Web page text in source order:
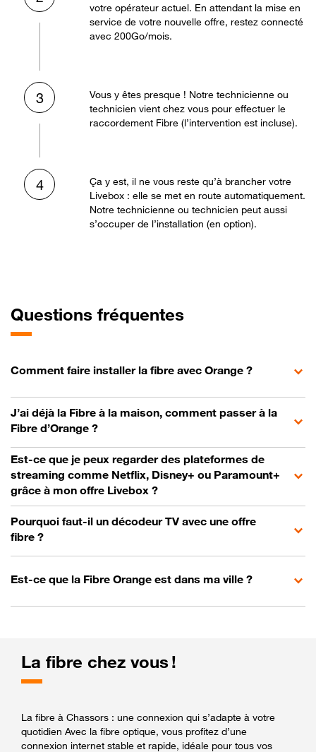
votre opérateur actuel. En attendant la mise en
service de votre nouvelle offre, restez connecté
avec 200Go/mois.
3
Vous y êtes presque ! Notre technicienne ou
technicien vient chez vous pour effectuer le
raccordement Fibre (l’intervention est incluse).
4
Ça y est, il ne vous reste qu’à brancher votre
Livebox : elle se met en route automatiquement.
Notre technicienne ou technicien peut aussi
s’occuper de l’installation (en option).
Questions fréquentes
Comment faire installer la fibre avec Orange ?
J’ai déjà la Fibre à la maison, comment passer à la
Fibre d’Orange ?
Est-ce que je peux regarder des plateformes de
streaming comme Netflix, Disney+ ou Paramount+
grâce à mon offre Livebox ?
Pourquoi faut-il un décodeur TV avec une offre
fibre ?
Est-ce que la Fibre Orange est dans ma ville ?
La fibre chez vous !
La fibre à Chassors : une connexion qui s’adapte à votre
quotidien Avec la fibre optique, vous profitez d’une
connexion internet stable et rapide, idéale pour tous vos